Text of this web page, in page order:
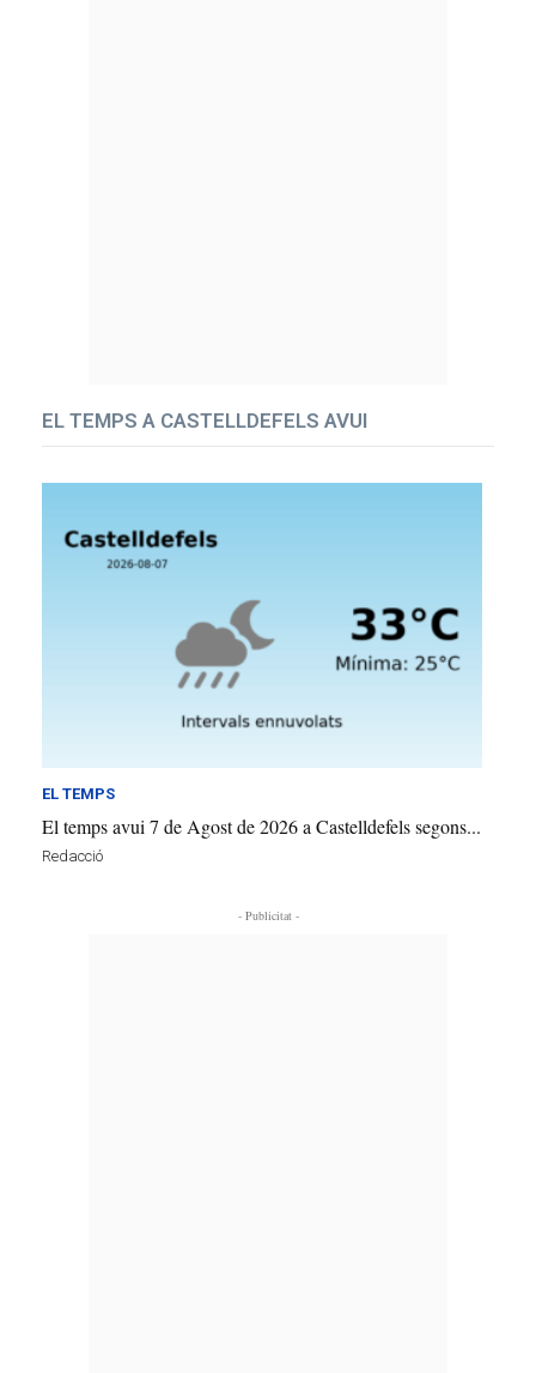
EL TEMPS A CASTELLDEFELS AVUI
EL TEMPS
El temps avui 7 de Agost de 2026 a Castelldefels segons...
Redacció
- Publicitat -